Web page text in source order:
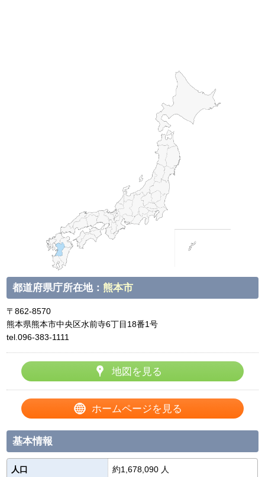
都道府県庁所在地： 熊本市
〒862-8570
熊本県熊本市中央区水前寺6丁目18番1号
tel.096-383-1111
地図を見る
ホームページを見る
基本情報
人口 約1,678,090 人